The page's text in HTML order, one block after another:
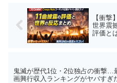
【衝撃
世界震
評価と
鬼滅が歴代1位・2位独占の衝撃…
画興行収入ランキングがヤバすぎ